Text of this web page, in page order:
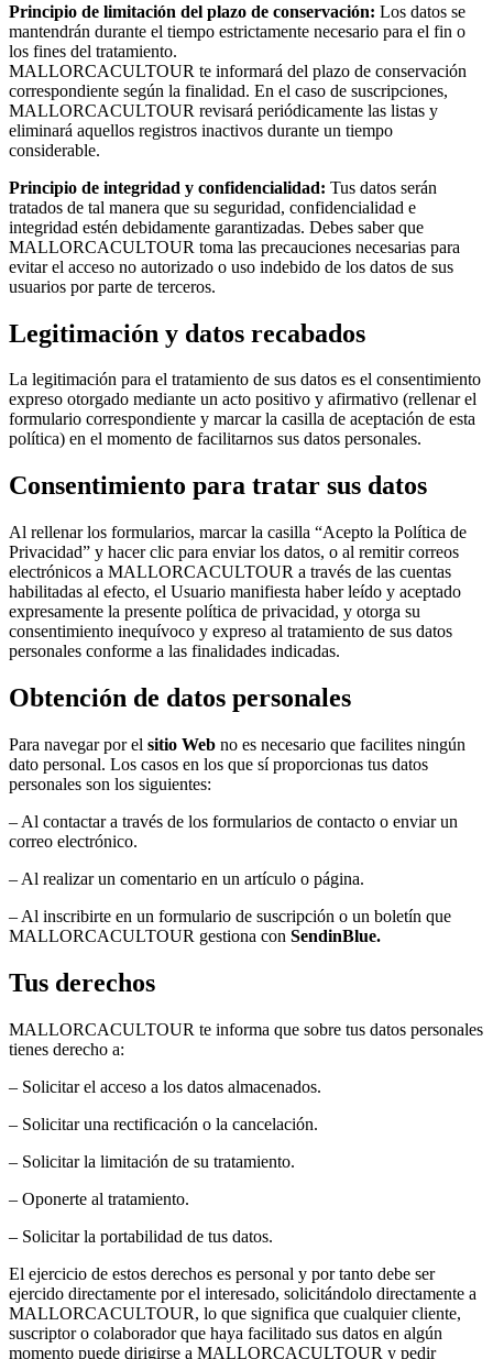
Principio de limitación del plazo de conservación: Los datos se
mantendrán durante el tiempo estrictamente necesario para el fin o
los fines del tratamiento.
MALLORCACULTOUR te informará del plazo de conservación
correspondiente según la finalidad. En el caso de suscripciones,
MALLORCACULTOUR revisará periódicamente las listas y
eliminará aquellos registros inactivos durante un tiempo
considerable.
Principio de integridad y confidencialidad: Tus datos serán
tratados de tal manera que su seguridad, confidencialidad e
integridad estén debidamente garantizadas. Debes saber que
MALLORCACULTOUR toma las precauciones necesarias para
evitar el acceso no autorizado o uso indebido de los datos de sus
usuarios por parte de terceros.
Legitimación y datos recabados
La legitimación para el tratamiento de sus datos es el consentimiento
expreso otorgado mediante un acto positivo y afirmativo (rellenar el
formulario correspondiente y marcar la casilla de aceptación de esta
política) en el momento de facilitarnos sus datos personales.
Consentimiento para tratar sus datos
Al rellenar los formularios, marcar la casilla “Acepto la Política de
Privacidad” y hacer clic para enviar los datos, o al remitir correos
electrónicos a MALLORCACULTOUR a través de las cuentas
habilitadas al efecto, el Usuario manifiesta haber leído y aceptado
expresamente la presente política de privacidad, y otorga su
consentimiento inequívoco y expreso al tratamiento de sus datos
personales conforme a las finalidades indicadas.
Obtención de datos personales
Para navegar por el sitio Web no es necesario que facilites ningún
dato personal. Los casos en los que sí proporcionas tus datos
personales son los siguientes:
– Al contactar a través de los formularios de contacto o enviar un
correo electrónico.
– Al realizar un comentario en un artículo o página.
– Al inscribirte en un formulario de suscripción o un boletín que
MALLORCACULTOUR gestiona con SendinBlue.
Tus derechos
MALLORCACULTOUR te informa que sobre tus datos personales
tienes derecho a:
– Solicitar el acceso a los datos almacenados.
– Solicitar una rectificación o la cancelación.
– Solicitar la limitación de su tratamiento.
– Oponerte al tratamiento.
– Solicitar la portabilidad de tus datos.
El ejercicio de estos derechos es personal y por tanto debe ser
ejercido directamente por el interesado, solicitándolo directamente a
MALLORCACULTOUR, lo que significa que cualquier cliente,
suscriptor o colaborador que haya facilitado sus datos en algún
momento puede dirigirse a MALLORCACULTOUR y pedir